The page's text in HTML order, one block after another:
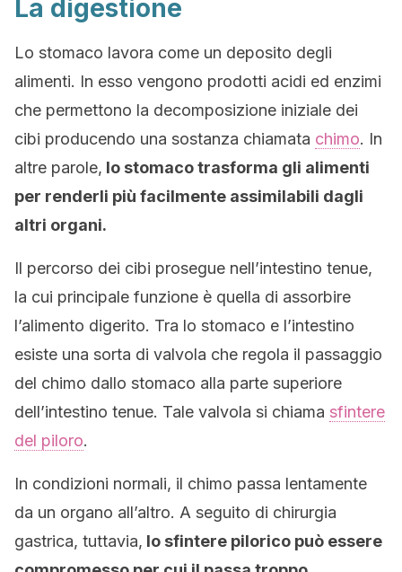
La digestione
Lo stomaco lavora come un deposito degli
alimenti. In esso vengono prodotti acidi ed enzimi
che permettono la decomposizione iniziale dei
cibi producendo una sostanza chiamata chimo. In
altre parole, lo stomaco trasforma gli alimenti
per renderli più facilmente assimilabili dagli
altri organi.
Il percorso dei cibi prosegue nell’intestino tenue,
la cui principale funzione è quella di assorbire
l’alimento digerito. Tra lo stomaco e l’intestino
esiste una sorta di valvola che regola il passaggio
del chimo dallo stomaco alla parte superiore
dell’intestino tenue. Tale valvola si chiama sfintere
del piloro.
In condizioni normali, il chimo passa lentamente
da un organo all’altro. A seguito di chirurgia
gastrica, tuttavia, lo sfintere pilorico può essere